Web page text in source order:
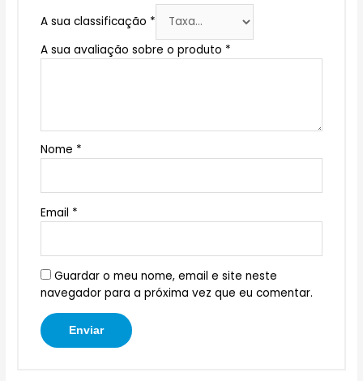
A sua classificação *
A sua avaliação sobre o produto *
Nome *
Email *
Guardar o meu nome, email e site neste
navegador para a próxima vez que eu comentar.